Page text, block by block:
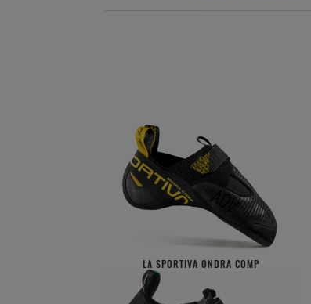
LA SPORTIVA ONDRA COMP